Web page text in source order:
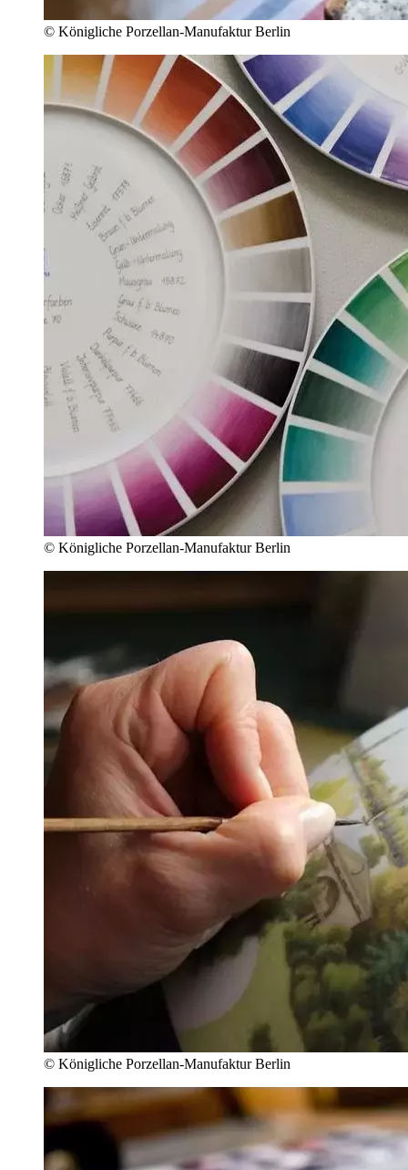
© Königliche Porzellan-Manufaktur Berlin
© Königliche Porzellan-Manufaktur Berlin
© Königliche Porzellan-Manufaktur Berlin